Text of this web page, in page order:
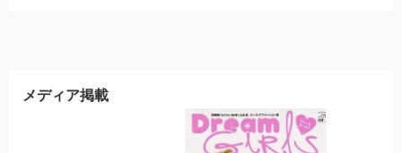
メディア掲載